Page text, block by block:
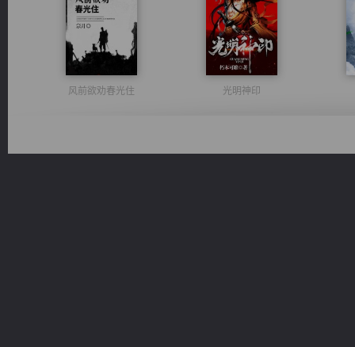
风前欲劝春光住 光明神印